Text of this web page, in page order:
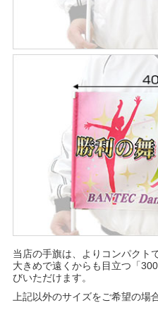
当店の手旗は、よりコンパクト
大きめで遠くからも目立つ「
びいただけます。
上記以外のサイズをご希望の場